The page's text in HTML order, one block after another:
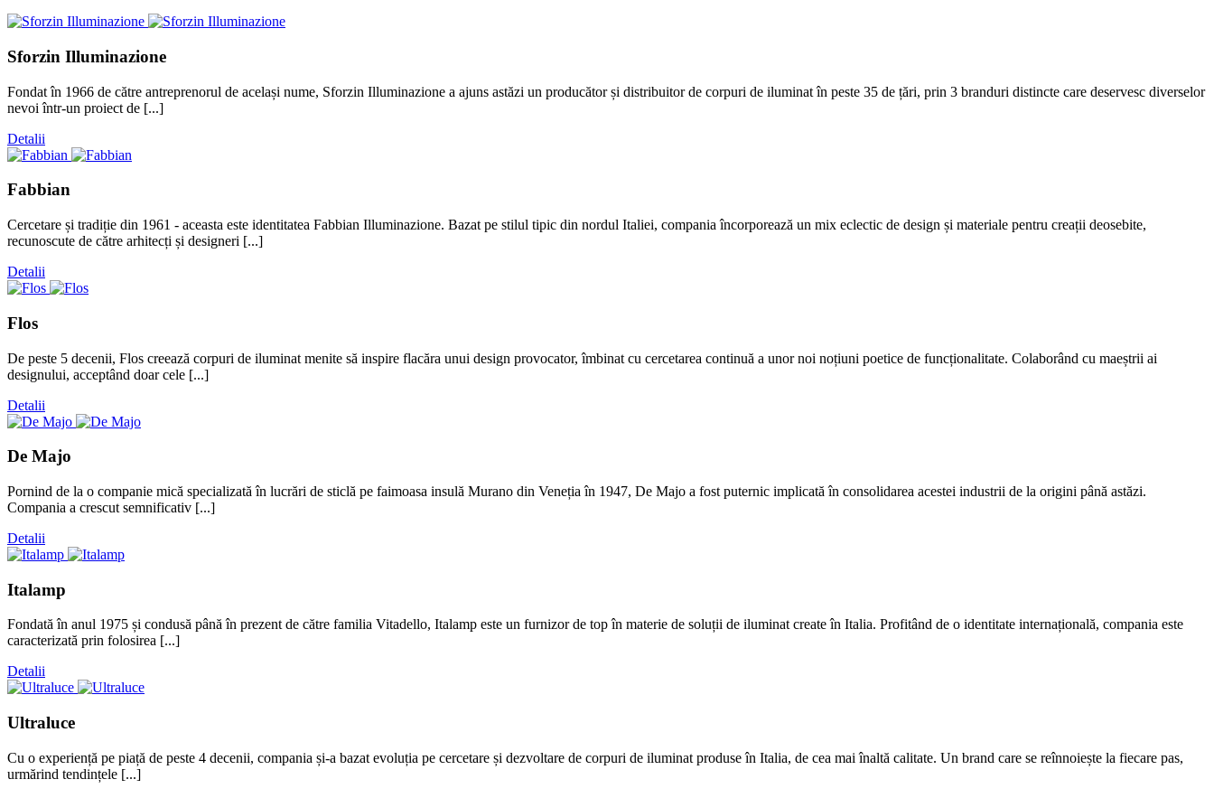
Sforzin Illuminazione
Fondat în 1966 de către antreprenorul de același nume, Sforzin Illuminazione a ajuns astăzi un producător și distribuitor de corpuri de iluminat în peste 35 de țări, prin 3 branduri distincte care deservesc diverselor
nevoi într-un proiect de [...]
Detalii
Fabbian
Cercetare și tradiție din 1961 - aceasta este identitatea Fabbian Illuminazione. Bazat pe stilul tipic din nordul Italiei, compania încorporează un mix eclectic de design și materiale pentru creații deosebite,
recunoscute de către arhitecți și designeri [...]
Detalii
Flos
De peste 5 decenii, Flos creează corpuri de iluminat menite să inspire flacăra unui design provocator, îmbinat cu cercetarea continuă a unor noi noțiuni poetice de funcționalitate. Colaborând cu maeștrii ai
designului, acceptând doar cele [...]
Detalii
De Majo
Pornind de la o companie mică specializată în lucrări de sticlă pe faimoasa insulă Murano din Veneția în 1947, De Majo a fost puternic implicată în consolidarea acestei industrii de la origini până astăzi.
Compania a crescut semnificativ [...]
Detalii
Italamp
Fondată în anul 1975 și condusă până în prezent de către familia Vitadello, Italamp este un furnizor de top în materie de soluții de iluminat create în Italia. Profitând de o identitate internațională, compania este
caracterizată prin folosirea [...]
Detalii
Ultraluce
Cu o experiență pe piață de peste 4 decenii, compania și-a bazat evoluția pe cercetare și dezvoltare de corpuri de iluminat produse în Italia, de cea mai înaltă calitate. Un brand care se reînnoiește la fiecare pas,
urmărind tendințele [...]